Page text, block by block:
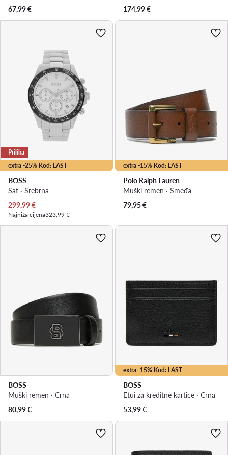
67,99€
174,99€
extra -25% Kod: LAST
Prilika
BOSS
Sat · Srebrna
Trenutna cijena
299,99€
Najniža cijena323,99 €
extra -15% Kod: LAST
Polo Ralph Lauren
Muški remen · Smeđa
79,95€
BOSS
Muški remen · Crna
80,99€
extra -15% Kod: LAST
BOSS
Etui za kreditne kartice · Crna
53,99€